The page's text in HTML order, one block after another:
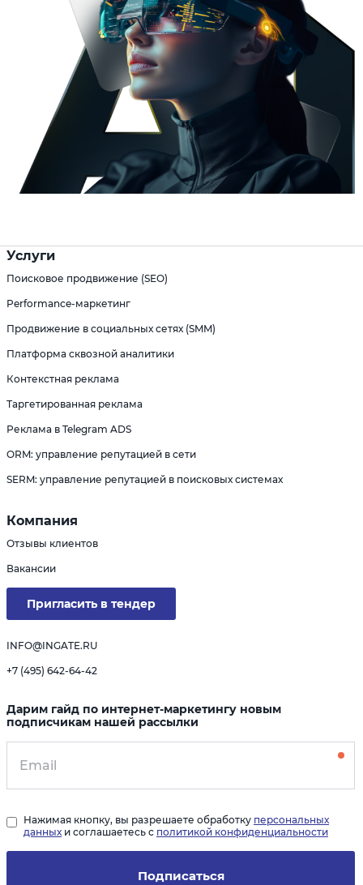
Услуги
Поисковое продвижение (SEO)
Performance-маркетинг
Продвижение в социальных сетях (SMM)
Платформа сквозной аналитики
Контекстная реклама
Таргетированная реклама
Реклама в Telegram ADS
ORM: управление репутацией в сети
SERM: управление репутацией в поисковых системах
Компания
Отзывы клиентов
Вакансии
Пригласить в тендер
INFO@INGATE.RU
+7 (495) 642-64-42
Дарим гайд по интернет-маркетингу новым
подписчикам нашей рассылки
Подписаться
Нажимая кнопку, вы разрешаете обработку персональных
данных и соглашаетесь с политикой конфиденциальности